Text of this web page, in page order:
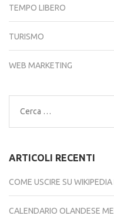
TEMPO LIBERO
TURISMO
WEB MARKETING
Ricerca
per:
ARTICOLI RECENTI
COME USCIRE SU
CALENDARIO OLANDESE